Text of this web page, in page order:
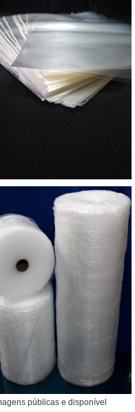
públicas e disponível